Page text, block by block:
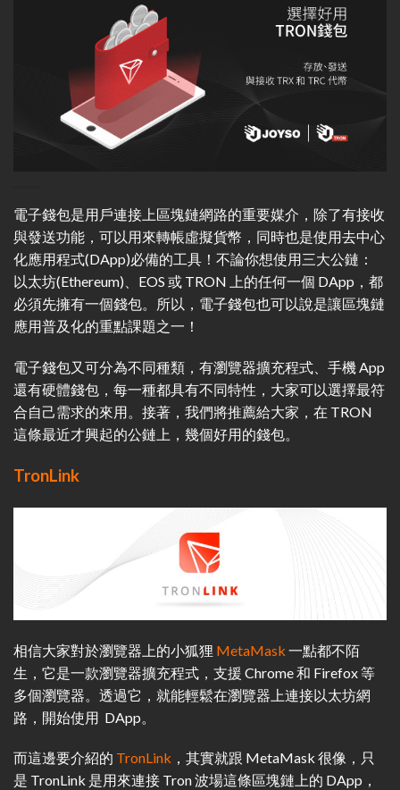
電子錢包是用戶連接上區塊鏈網路的重要媒介，除了有接收
與發送功能，可以用來轉帳虛擬貨幣，同時也是使用去中心
化應用程式(DApp)必備的工具！不論你想使用三大公鏈：
以太坊(Ethereum)、EOS 或 TRON 上的任何一個 DApp，都
必須先擁有一個錢包。所以，電子錢包也可以說是讓區塊鏈
應用普及化的重點課題之一！
電子錢包又可分為不同種類，有瀏覽器擴充程式、手機 App
還有硬體錢包，每一種都具有不同特性，大家可以選擇最符
合自己需求的來用。接著，我們將推薦給大家，在 TRON
這條最近才興起的公鏈上，幾個好用的錢包。
TronLink
相信大家對於瀏覽器上的小狐狸 MetaMask 一點都不陌
生，它是一款瀏覽器擴充程式，支援 Chrome 和 Firefox 等
多個瀏覽器。透過它，就能輕鬆在瀏覽器上連接以太坊網
路，開始使用 DApp。
而這邊要介紹的 TronLink ，其實就跟 MetaMask 很像，只
是 TronLink 是用來連接 Tron 波場這條區塊鏈上的 DApp，